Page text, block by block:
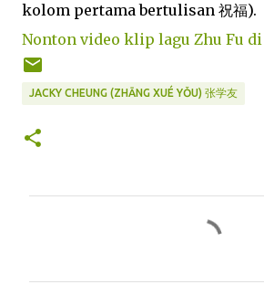
kolom pertama bertulisan 祝福).
Nonton video klip lagu Zhu Fu di
JACKY CHEUNG (ZHĀNG XUÉ YǑU) 张学友